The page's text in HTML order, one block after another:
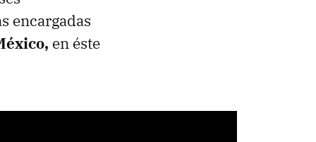
encargadas
en éste